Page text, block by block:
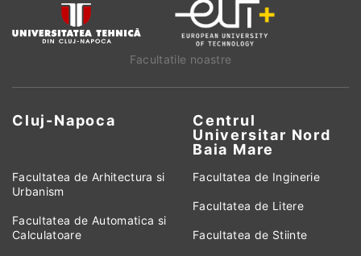
Facultatile noastre
Cluj-Napoca
Centrul
Universitar Nord
Baia Mare
Facultatea de Arhitectura si
Urbanism
Facultatea de Automatica si
Calculatoare
Facultatea de Inginerie
Facultatea de Litere
Facultatea de Stiinte